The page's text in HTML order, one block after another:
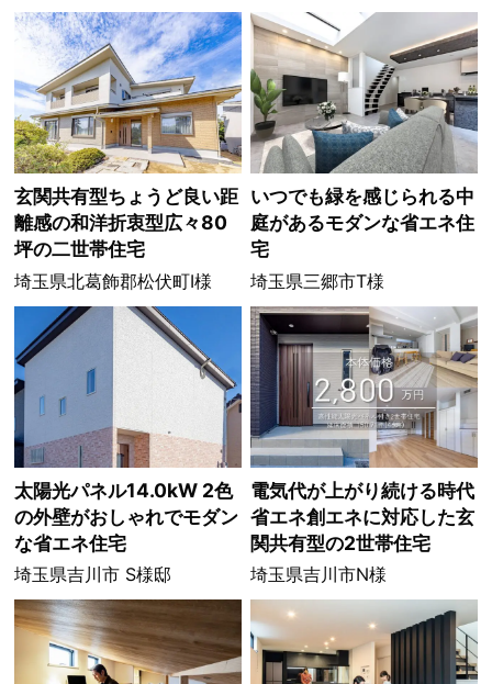
玄関共有型ちょうど良い距
離感の和洋折衷型広々80
坪の二世帯住宅
埼玉県北葛飾郡松伏町I様
いつでも緑を感じられる中
庭があるモダンな省エネ住
宅
埼玉県三郷市T様
太陽光パネル14.0kW 2色
の外壁がおしゃれでモダン
な省エネ住宅
埼玉県吉川市 S様邸
電気代が上がり続ける時代
省エネ創エネに対応した玄
関共有型の2世帯住宅
埼玉県吉川市N様